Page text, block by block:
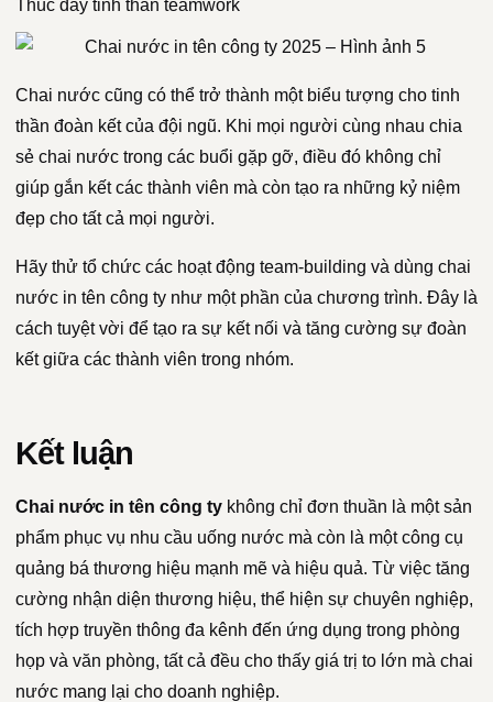
Thúc đẩy tinh thần teamwork
Chai nước cũng có thể trở thành một biểu tượng cho tinh
thần đoàn kết của đội ngũ. Khi mọi người cùng nhau chia
sẻ chai nước trong các buổi gặp gỡ, điều đó không chỉ
giúp gắn kết các thành viên mà còn tạo ra những kỷ niệm
đẹp cho tất cả mọi người.
Hãy thử tổ chức các hoạt động team-building và dùng chai
nước in tên công ty như một phần của chương trình. Đây là
cách tuyệt vời để tạo ra sự kết nối và tăng cường sự đoàn
kết giữa các thành viên trong nhóm.
Kết luận
Chai nước in tên công ty không chỉ đơn thuần là một sản
phẩm phục vụ nhu cầu uống nước mà còn là một công cụ
quảng bá thương hiệu mạnh mẽ và hiệu quả. Từ việc tăng
cường nhận diện thương hiệu, thể hiện sự chuyên nghiệp,
tích hợp truyền thông đa kênh đến ứng dụng trong phòng
họp và văn phòng, tất cả đều cho thấy giá trị to lớn mà chai
nước mang lại cho doanh nghiệp.